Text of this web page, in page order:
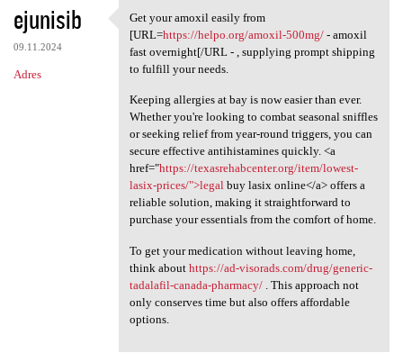
ejunisib
09.11.2024
Adres
Get your amoxil easily from
Get your amoxil easily from
[URL=https://helpo.org/amoxil-500mg/- amoxil
fast overnight[/URL - , supplying prompt shipping
to fulfill your needs.
Keeping allergies at bay is now easier than ever.
Whether you're looking to combat seasonal sniffles
or seeking relief from year-round triggers, you can
secure effective antihistamines quickly. <a
href="https://texasrehabcenter.org/item/lowest-
lasix-prices/">legalbuy lasix online</a> offers a
reliable solution, making it straightforward to
purchase your essentials from the comfort of home.
To get your medication without leaving home,
think about https://ad-visorads.com/drug/generic-
tadalafil-canada-pharmacy/. This approach not
only conserves time but also offers affordable
options.